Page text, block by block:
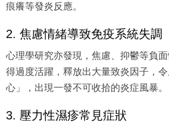
痕癢等發炎反應。
2. 焦慮情緒導致免疫系統失調
心理學研究亦發現，焦慮、抑鬱等負
得過度活躍，釋放出大量致炎因子，
心」，出現一發不可收拾的炎症風暴。
3. 壓力性濕疹常見症狀